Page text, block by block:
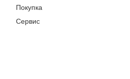
Покупка
Сервис